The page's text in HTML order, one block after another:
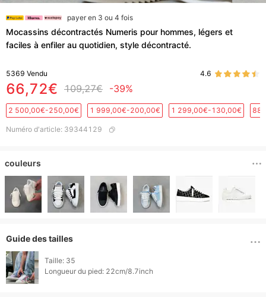
payer en 3 ou 4 fois
Mocassins décontractés Numeris pour hommes, légers et
faciles à enfiler au quotidien, style décontracté.
5369 Vendu 4.6
66,72€ 109,27€ -39%
2 500,00€-250,00€ 1 999,00€-200,00€ 1 299,00€-130,00€
Numéro d'article: 39344129
couleurs
Guide des tailles
Taille: 35